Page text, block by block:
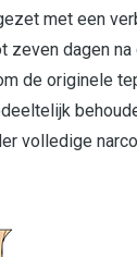
met een
dagen
de originele
volledige